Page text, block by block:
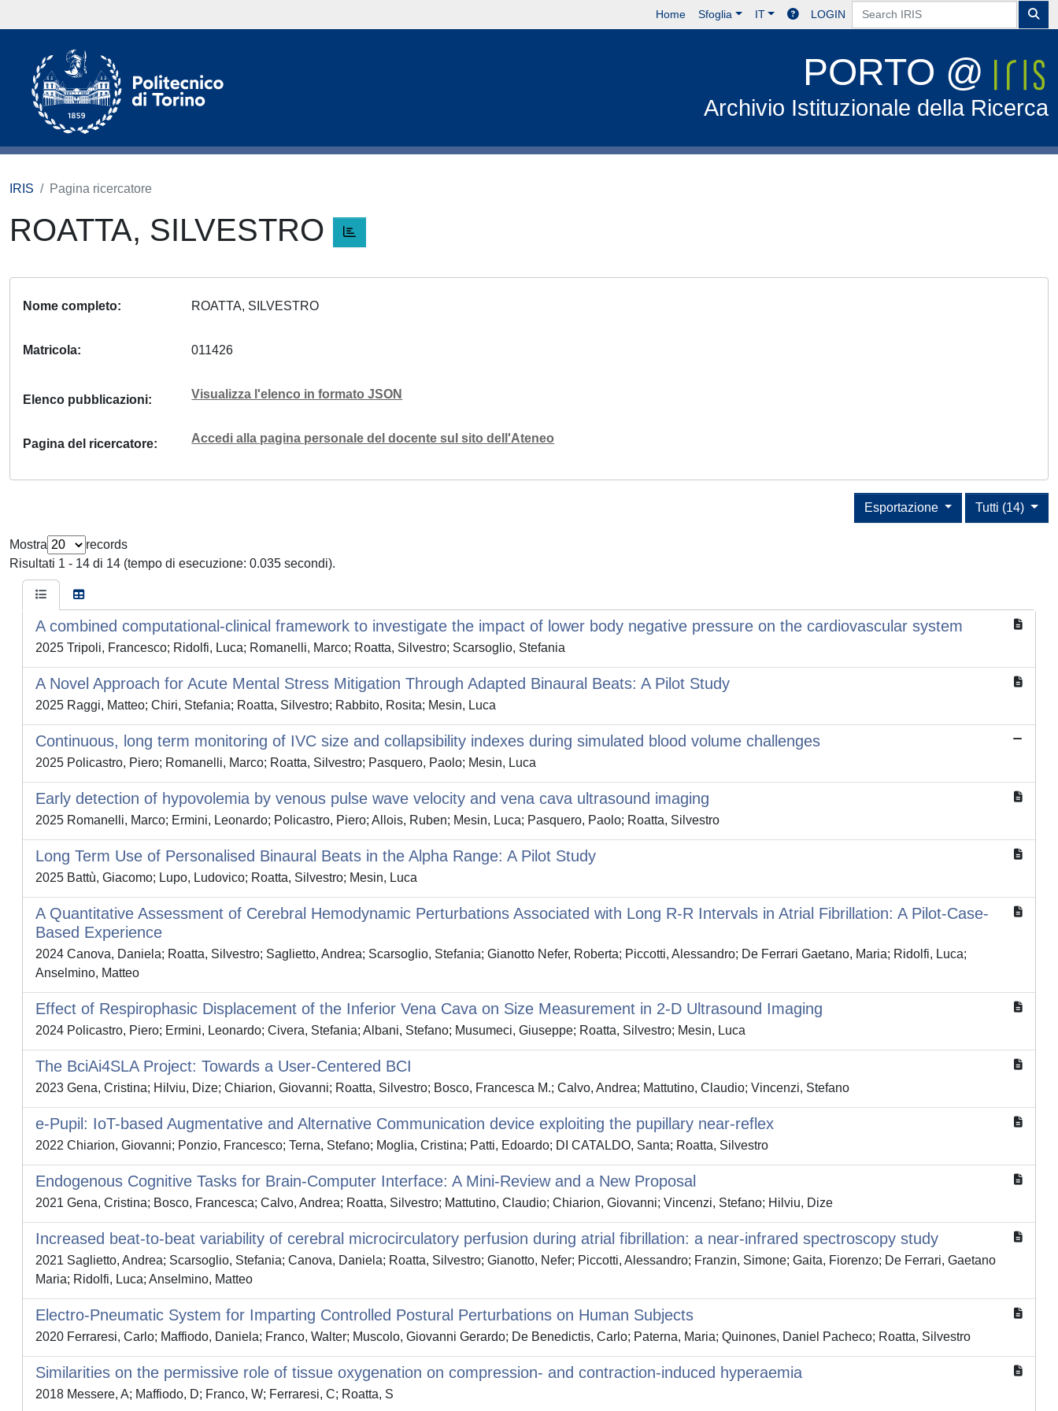
Home Sfoglia IT LOGIN
PORTO @
Archivio Istituzionale della Ricerca
IRIS Pagina ricercatore
ROATTA, SILVESTRO
Nome completo ROATTA, SILVESTRO
Matricola 011426
Elenco pubblicazioni Visualizza l'elenco in formato JSON
Pagina del ricercatore Accedi alla pagina personale del docente sul sito dell'Ateneo
Tutti (14)
Esportazione
Mostra
records
Risultati 1 - 14 di 14 (tempo di esecuzione: 0.035 secondi).
A combined computational-clinical framework to investigate the impact of lower body negative pressure on the cardiovascular system
2025 Tripoli, Francesco; Ridolfi, Luca; Romanelli, Marco; Roatta, Silvestro; Scarsoglio, Stefania
A Novel Approach for Acute Mental Stress Mitigation Through Adapted Binaural Beats: A Pilot Study
2025 Raggi, Matteo; Chiri, Stefania; Roatta, Silvestro; Rabbito, Rosita; Mesin, Luca
Continuous, long term monitoring of IVC size and collapsibility indexes during simulated blood volume challenges
2025 Policastro, Piero; Romanelli, Marco; Roatta, Silvestro; Pasquero, Paolo; Mesin, Luca
Early detection of hypovolemia by venous pulse wave velocity and vena cava ultrasound imaging
2025 Romanelli, Marco; Ermini, Leonardo; Policastro, Piero; Allois, Ruben; Mesin, Luca; Pasquero, Paolo; Roatta, Silvestro
Long Term Use of Personalised Binaural Beats in the Alpha Range: A Pilot Study
2025 Battù, Giacomo; Lupo, Ludovico; Roatta, Silvestro; Mesin, Luca
A Quantitative Assessment of Cerebral Hemodynamic Perturbations Associated with Long R-R Intervals in Atrial Fibrillation: A Pilot-Case-
Based Experience
2024 Canova, Daniela; Roatta, Silvestro; Saglietto, Andrea; Scarsoglio, Stefania; Gianotto Nefer, Roberta; Piccotti, Alessandro; De Ferrari Gaetano, Maria; Ridolfi, Luca;
Anselmino, Matteo
Effect of Respirophasic Displacement of the Inferior Vena Cava on Size Measurement in 2-D Ultrasound Imaging
2024 Policastro, Piero; Ermini, Leonardo; Civera, Stefania; Albani, Stefano; Musumeci, Giuseppe; Roatta, Silvestro; Mesin, Luca
The BciAi4SLA Project: Towards a User-Centered BCI
2023 Gena, Cristina; Hilviu, Dize; Chiarion, Giovanni; Roatta, Silvestro; Bosco, Francesca M.; Calvo, Andrea; Mattutino, Claudio; Vincenzi, Stefano
e-Pupil: IoT-based Augmentative and Alternative Communication device exploiting the pupillary near-reflex
2022 Chiarion, Giovanni; Ponzio, Francesco; Terna, Stefano; Moglia, Cristina; Patti, Edoardo; DI CATALDO, Santa; Roatta, Silvestro
Endogenous Cognitive Tasks for Brain-Computer Interface: A Mini-Review and a New Proposal
2021 Gena, Cristina; Bosco, Francesca; Calvo, Andrea; Roatta, Silvestro; Mattutino, Claudio; Chiarion, Giovanni; Vincenzi, Stefano; Hilviu, Dize
Increased beat-to-beat variability of cerebral microcirculatory perfusion during atrial fibrillation: a near-infrared spectroscopy study
2021 Saglietto, Andrea; Scarsoglio, Stefania; Canova, Daniela; Roatta, Silvestro; Gianotto, Nefer; Piccotti, Alessandro; Franzin, Simone; Gaita, Fiorenzo; De Ferrari, Gaetano
Maria; Ridolfi, Luca; Anselmino, Matteo
Electro-Pneumatic System for Imparting Controlled Postural Perturbations on Human Subjects
2020 Ferraresi, Carlo; Maffiodo, Daniela; Franco, Walter; Muscolo, Giovanni Gerardo; De Benedictis, Carlo; Paterna, Maria; Quinones, Daniel Pacheco; Roatta, Silvestro
Similarities on the permissive role of tissue oxygenation on compression- and contraction-induced hyperaemia
2018 Messere, A; Maffiodo, D; Franco, W; Ferraresi, C; Roatta, S